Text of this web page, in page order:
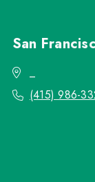
San
(415) 986-